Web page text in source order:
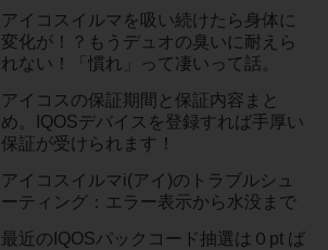
アイコスイルマを吸い続けたら身体に
変化が！？もうデュオの臭いに耐えら
れない！「慣れ」って凄いって話。
アイコスの保証期間と保証内容まと
め。IQOSデバイスを登録すれば手厚い
保証が受けられます！
アイコスイルマi(アイ)のトラブルシュ
ーティング：エラー表示から水没まで
最近のIQOSパックコード抽選は０pt ば